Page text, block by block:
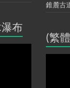
布
錐麓古
(繁